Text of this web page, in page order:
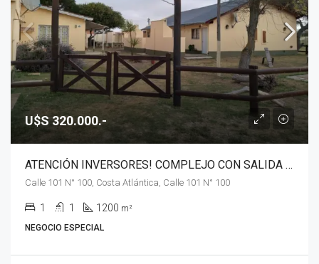
U$S 320.000.-
ATENCIÓN INVERSORES! COMPLEJO CON SALIDA AL MAR EN VENTA, SAN CLEMENTE
Calle 101 N° 100, Costa Atlántica, Calle 101 N° 100
1 1 1200 m²
NEGOCIO ESPECIAL